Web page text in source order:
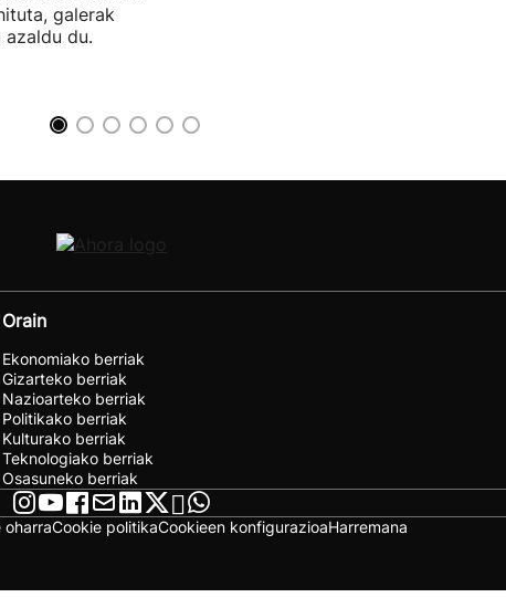
galerak
du.
Orain
Ekonomiako berriak
Gizarteko berriak
Nazioarteko berriak
Politikako berriak
Kulturako berriak
Teknologiako berriak
Osasuneko berriak
oharraCookie politikaCookieen konfigurazioaHarremana